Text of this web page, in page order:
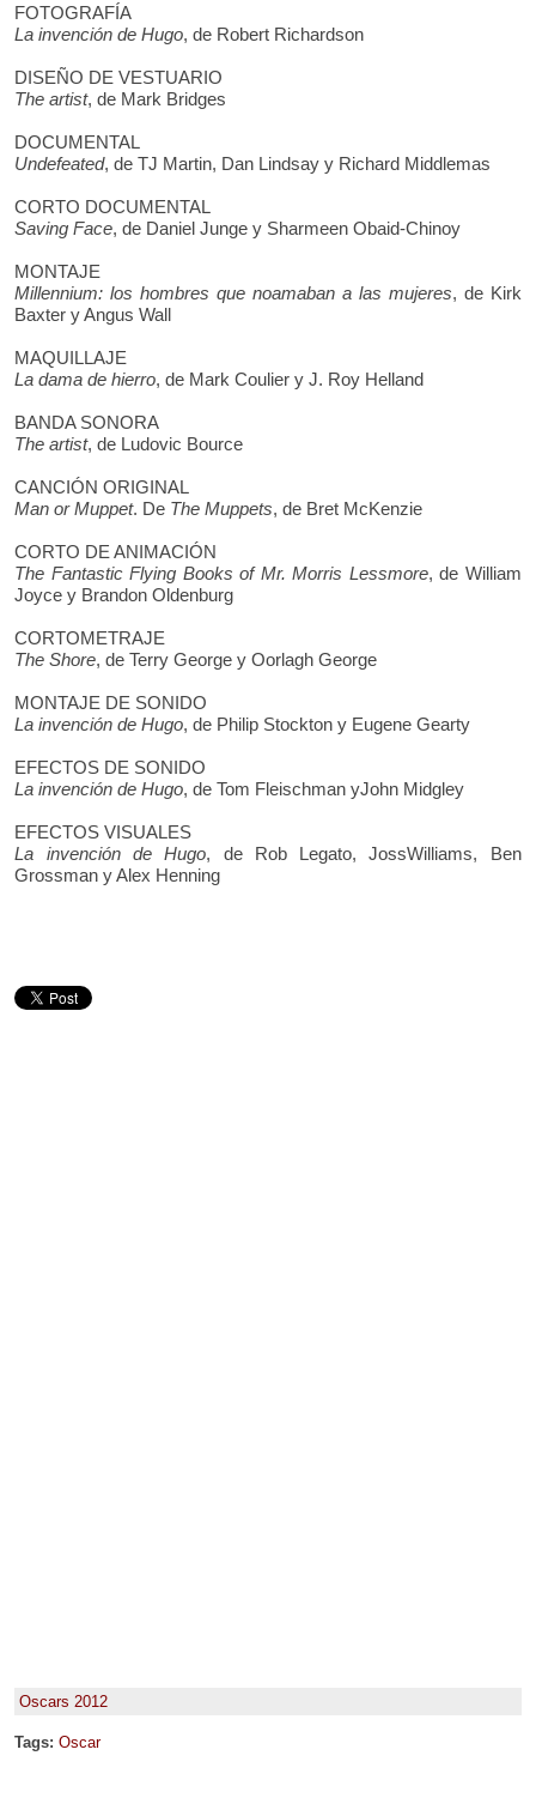
FOTOGRAFÍA
La invención de Hugo, de Robert Richardson
DISEÑO DE VESTUARIO
The artist, de Mark Bridges
DOCUMENTAL
Undefeated, de TJ Martin, Dan Lindsay y Richard Middlemas
CORTO DOCUMENTAL
Saving Face, de Daniel Junge y Sharmeen Obaid-Chinoy
MONTAJE
Millennium: los hombres que noamaban a las mujeres, de Kirk
Baxter y Angus Wall
MAQUILLAJE
La dama de hierro, de Mark Coulier y J. Roy Helland
BANDA SONORA
The artist, de Ludovic Bource
CANCIÓN ORIGINAL
Man or Muppet. De The Muppets, de Bret McKenzie
CORTO DE ANIMACIÓN
The Fantastic Flying Books of Mr. Morris Lessmore, de William
Joyce y Brandon Oldenburg
CORTOMETRAJE
The Shore, de Terry George y Oorlagh George
MONTAJE DE SONIDO
La invención de Hugo, de Philip Stockton y Eugene Gearty
EFECTOS DE SONIDO
La invención de Hugo, de Tom Fleischman yJohn Midgley
EFECTOS VISUALES
La invención de Hugo, de Rob Legato, JossWilliams, Ben
Grossman y Alex Henning
Oscars 2012
Tags:Oscar